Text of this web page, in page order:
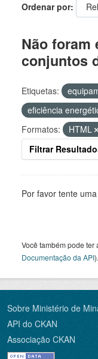
Ordenar por
Não foram
conjuntos
Etiquetas:
eficiência
Formatos:
HTML
Filtrar
Por favor tente
Você também pode ter
Documentação da API).
Sobre Ministério de
API do CKAN
Associação CKAN